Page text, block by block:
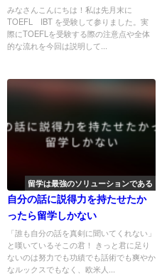
みなさんこんにちは！私は先月末に
TOEFL IBT を受験して参りました。実
際にTOEFLを受験する際の注意点や全体
的な流れを今回は説明して...
留学は最強のソリューションである
自分の話に説得力を持たせたか
ったら留学しかない
「誰も自分の話を真剣に聞いてくれない」
と嘆いているそこの君！ きっと君に足り
ないのは努力でも功績でも話術でも爽やか
なルックスでもなく、欧米人...